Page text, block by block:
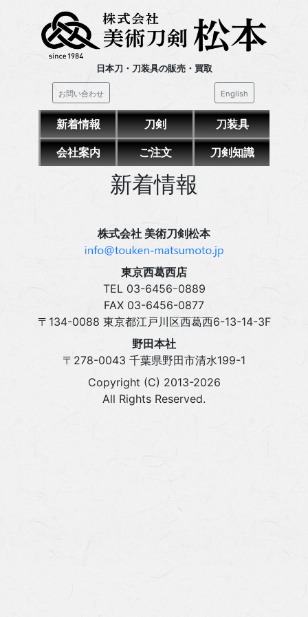
日本刀・刀装具の販売・買取
お問い合わせ English
新着情報 刀剣 刀装具
会社案内 ご注文 刀剣知識
新着情報
株式会社 美術刀剣松本
東京西葛西店
TEL 03‍-6456ｰ0889
FAX 03‍-6456-0877
〒134-0088 東京都江戸川区西葛西6-13-14-3F
野田本社
〒278-0043 千葉県野田市清水199-1
Copyright (C) 2013-2026
All Rights Reserved.